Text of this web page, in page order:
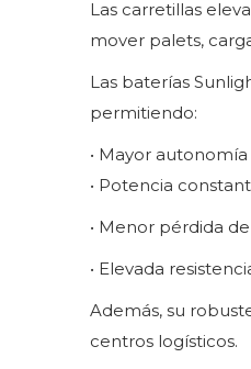
Las carretillas
mover palets,
Las baterías
permitiendo:
• Mayor
• Potencia
• Menor pérdida
• Elevada
Además, su
centros logísticos.